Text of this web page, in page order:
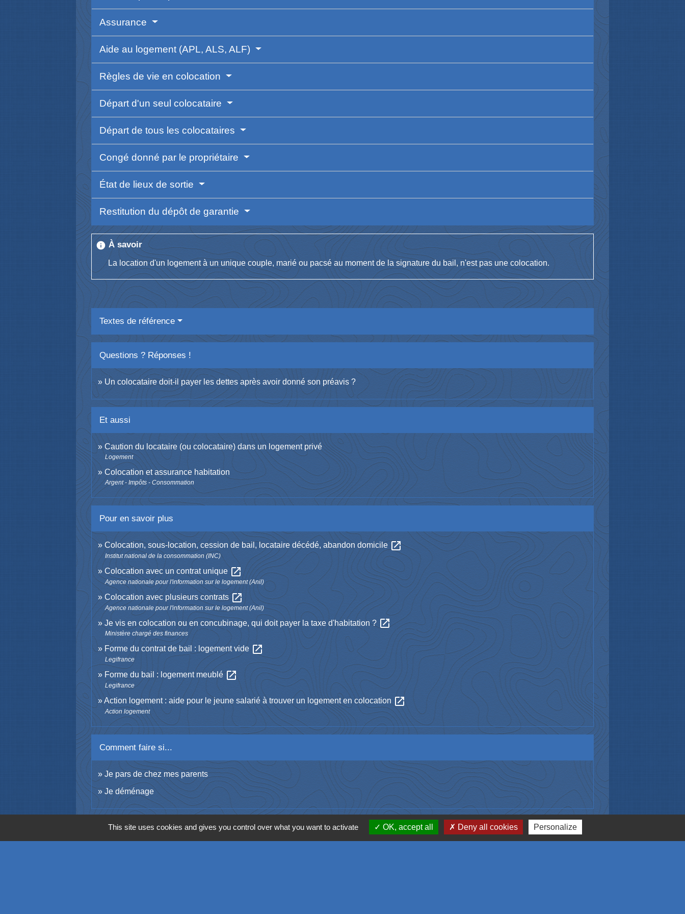
Assurance
Aide au logement (APL, ALS, ALF)
Règles de vie en colocation
Départ d'un seul colocataire
Départ de tous les colocataires
Congé donné par le propriétaire
État de lieux de sortie
Restitution du dépôt de garantie
info À savoir
La location d'un logement à un unique couple, marié ou pacsé au moment de la signature du bail, n'est pas une colocation.
Textes de référence
Questions ? Réponses !
Un colocataire doit-il payer les dettes après avoir donné son préavis ?
Et aussi
Caution du locataire (ou colocataire) dans un logement privé
Logement
Colocation et assurance habitation
Argent - Impôts - Consommation
Pour en savoir plus
Colocation, sous-location, cession de bail, locataire décédé, abandon domicile open_in_new
Institut national de la consommation (INC)
Colocation avec un contrat unique open_in_new
Agence nationale pour l'information sur le logement (Anil)
Colocation avec plusieurs contratsopen_in_new
Agence nationale pour l'information sur le logement (Anil)
Je vis en colocation ou en concubinage, qui doit payer la taxe d'habitation ? open_in_new
Ministère chargé des finances
Forme du contrat de bail : logement vide open_in_new
Legifrance
Forme du bail : logement meubléopen_in_new
Legifrance
Action logement : aide pour le jeune salarié à trouver un logement en colocation open_in_new
Action logement
Comment faire si...
Je pars de chez mes parents
Je déménage
Signaler une erreur sur cette page
This site uses cookies and gives you control over what you want to activate OK, accept all Deny all cookies Personalize